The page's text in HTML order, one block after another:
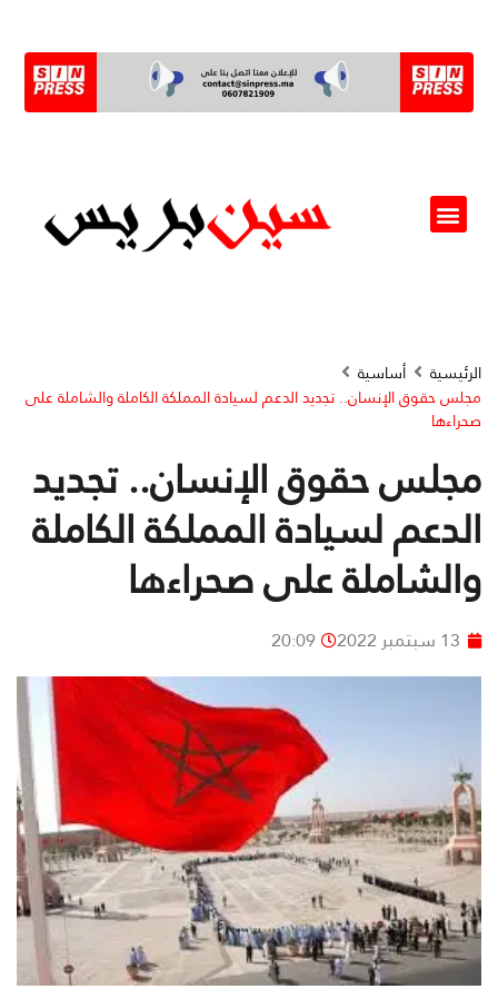
الرئيسية
أساسية
مجلس حقوق الإنسان.. تجديد الدعم لسيادة المملكة الكاملة والشاملة على
صحراءها
مجلس حقوق الإنسان.. تجديد
الدعم لسيادة المملكة الكاملة
والشاملة على صحراءها
13 سبتمبر 2022 20:09